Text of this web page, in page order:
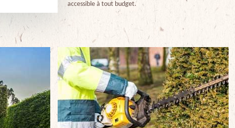
accessible à tout budget.